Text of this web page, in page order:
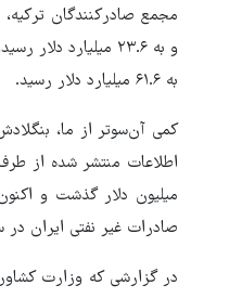
به ۶۱.۶ میلیارد دلار رسید.
کمی آن‌سوتر از ما،
صادرات غیر نفتی ایران در سال ۱۴۰۰ که ۴۳.۵ میلیارد دلار بود،
در گزارشی که وزارت